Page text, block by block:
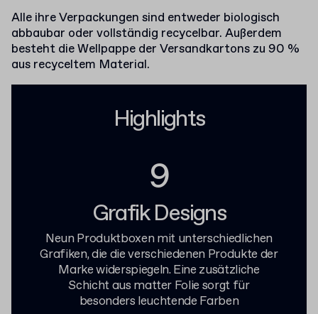
Alle ihre Verpackungen sind entweder biologisch
abbaubar oder vollständig recycelbar. Außerdem
besteht die Wellpappe der Versandkartons zu 90 %
aus recyceltem Material.
Highlights
9
Grafik Designs
Neun Produktboxen mit unterschiedlichen
Grafiken, die die verschiedenen Produkte der
Marke widerspiegeln. Eine zusätzliche
Schicht aus matter Folie sorgt für
besonders leuchtende Farben